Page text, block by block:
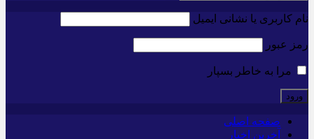
نام کاربری یا نشانی ایمیل
رمز عبور
مرا به خاطر بسپار
صفحه اصلی
آخرین اخبار